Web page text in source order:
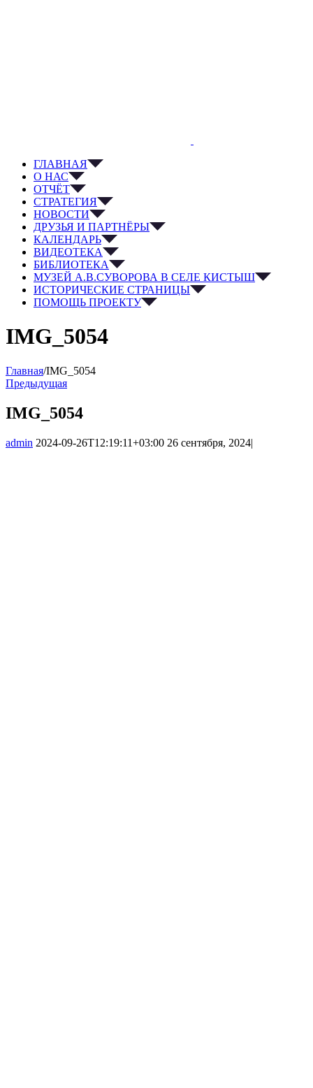
ГЛАВНАЯ
О НАС
ОТЧЁТ
СТРАТЕГИЯ
НОВОСТИ
ДРУЗЬЯ И ПАРТНЁРЫ
КАЛЕНДАРЬ
ВИДЕОТЕКА
БИБЛИОТЕКА
МУЗЕЙ А.В.СУВОРОВА В СЕЛЕ КИСТЫШ
ИСТОРИЧЕСКИЕ СТРАНИЦЫ
ПОМОЩЬ ПРОЕКТУ
IMG_5054
Главная/IMG_5054
Предыдущая
IMG_5054
admin 2024-09-26T12:19:11+03:00 26 сентября, 2024|